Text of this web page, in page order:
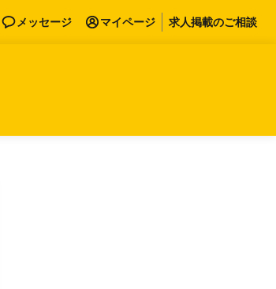
メッセージ マイページ 求人掲載のご相談